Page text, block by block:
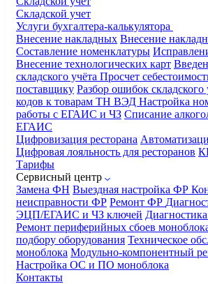
Складской учет
Услуги бухгалтера-калькулятора
Внесение накладных Внесение
Составление номенклатуры
Внесение технологических карт
складского учёта Просчет
поставщику Разбор ошибок складского
кодов к товарам ТН ВЭД Настройка
работы с ЕГАИС и ЧЗ Списание
ЕГАИС
Цифровизация ресторана
Цифровая лояльность для ресторанов
Тарифы
Сервисный центр
Замена ФН Выездная настройка ФР
неисправности ФР Ремонт ФР
ЭЦП/ЕГАИС и ЧЗ ключей
Ремонт периферийных сбоев
подбору оборудования Техническое
моноблока Модульно-компонентный
Настройка ОС и ПО моноблока
Контакты